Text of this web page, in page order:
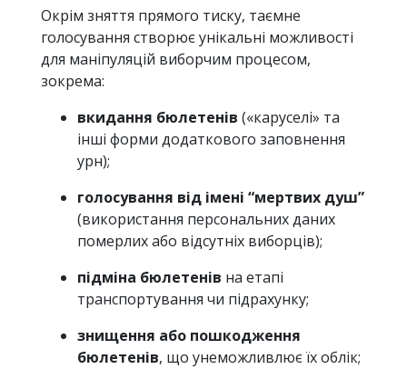
Окрім зняття прямого тиску, таємне
голосування створює унікальні можливості
для маніпуляцій виборчим процесом,
зокрема:
вкидання бюлетенів («каруселі» та
інші форми додаткового заповнення
урн);
голосування від імені “мертвих душ”
(використання персональних даних
померлих або відсутніх виборців);
підміна бюлетенів на етапі
транспортування чи підрахунку;
знищення або пошкодження
бюлетенів, що унеможливлює їх облік;